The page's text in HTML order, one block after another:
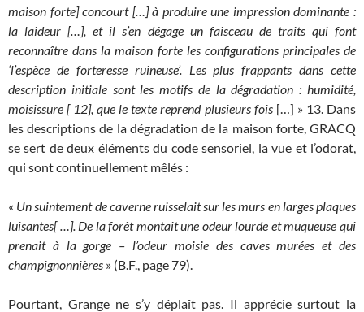
maison forte] concourt […] à produire une impression dominante :
la laideur […], et il s’en dégage un faisceau de traits qui font
reconnaître dans la maison forte les configurations principales de
‘l’espèce de forteresse ruineuse’. Les plus frappants dans cette
description initiale sont les motifs de la dégradation : humidité,
moisissure [ 12], que le texte reprend plusieurs fois[…] » 13. Dans
les descriptions de la dégradation de la maison forte, GRACQ
se sert de deux éléments du code sensoriel, la vue et l’odorat,
qui sont continuellement mêlés :
« Un suintement de caverne ruisselait sur les murs en larges plaques
luisantes[ …]. De la forêt montait une odeur lourde et muqueuse qui
prenait à la gorge – l’odeur moisie des caves murées et des
champignonnières » (B.F., page 79).
Pourtant, Grange ne s’y déplaît pas. Il apprécie surtout la